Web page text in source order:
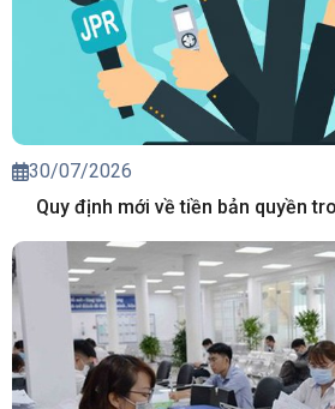
30/07/2026
Quy định mới về tiền bản quyền